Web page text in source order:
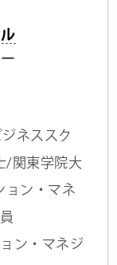
ネススク
/関東学院大
ン・マネ
ン・マネジ